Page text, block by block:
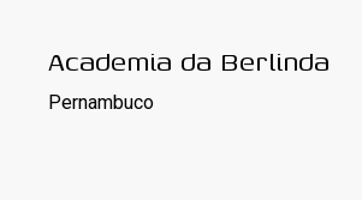
Academia da Berlinda
Pernambuco